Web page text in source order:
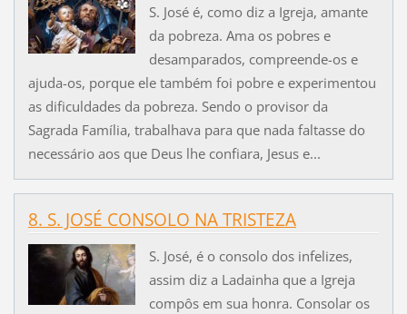
S. José é, como diz a Igreja, amante
da pobreza. Ama os pobres e
desamparados, compreende-os e
ajuda-os, porque ele também foi pobre e experimentou
as dificuldades da pobreza. Sendo o provisor da
Sagrada Família, trabalhava para que nada faltasse do
necessário aos que Deus lhe confiara, Jesus e...
8. S. JOSÉ CONSOLO NA TRISTEZA
S. José, é o consolo dos infelizes,
assim diz a Ladainha que a Igreja
compôs em sua honra. Consolar os